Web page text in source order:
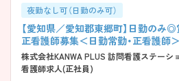
夜勤なし可（日勤のみ可）
【愛知県／愛知郡東郷町】日勤の
正看護師募集＜日勤常勤・正看護師＞
株式会社KANWA PLUS 訪問看護ステー
看護師求人(正社員)